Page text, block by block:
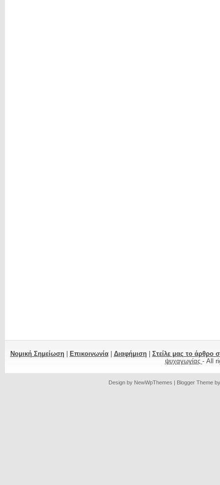
Νομική Σημείωση| Επικοινωνία| Διαφήμιση| Στείλε μας το άρθρο
ψυχαγωγίας - All
Design by NewWpThemes | Blogger Theme